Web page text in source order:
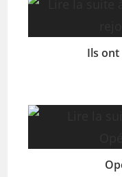
Ils ont